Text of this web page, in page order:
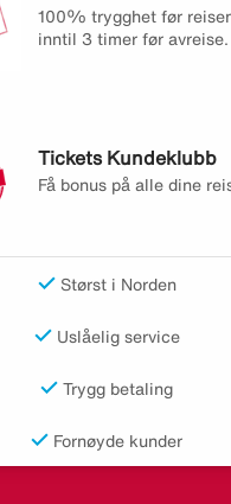
100% trygghet før
inntil 3 timer før avreise.
Tickets Kundeklubb
Få bonus på alle dine
Størst i Norden
Uslåelig service
Trygg betaling
Fornøyde kunder